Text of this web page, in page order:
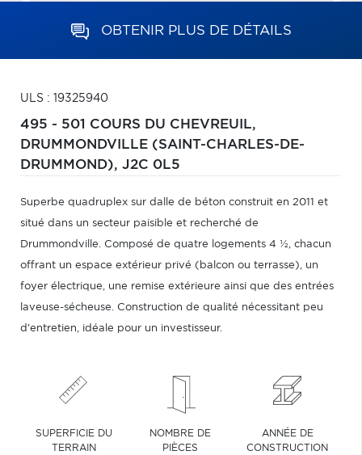
OBTENIR PLUS DE DÉTAILS
ULS : 19325940
495 - 501 COURS DU CHEVREUIL,
DRUMMONDVILLE (SAINT-CHARLES-DE-
DRUMMOND), J2C 0L5
Superbe quadruplex sur dalle de béton construit en 2011 et
situé dans un secteur paisible et recherché de
Drummondville. Composé de quatre logements 4 ½, chacun
offrant un espace extérieur privé (balcon ou terrasse), un
foyer électrique, une remise extérieure ainsi que des entrées
laveuse-sécheuse. Construction de qualité nécessitant peu
d'entretien, idéale pour un investisseur.
SUPERFICIE DU
TERRAIN
NOMBRE DE
PIÈCES
ANNÉE DE
CONSTRUCTION